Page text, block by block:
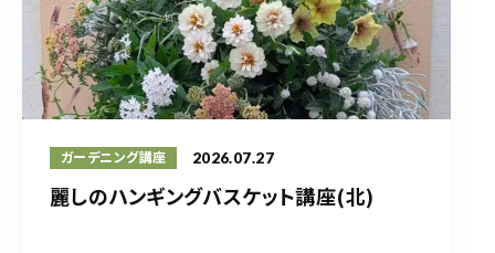
ガーデニング講座 2026.07.27
麗しのハンギングバスケット講座(北)